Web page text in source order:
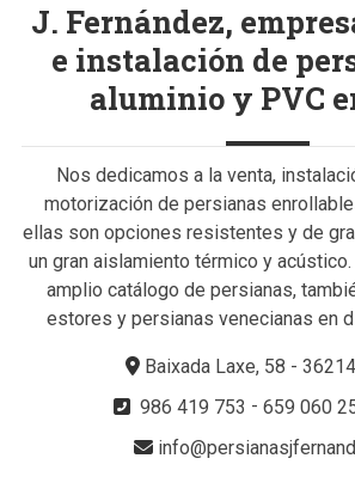
J. Fernández,
e instalación de
aluminio y PVC
Nos dedicamos a la venta,
motorización de persianas
ellas son opciones resistentes y de
un gran aislamiento térmico y
amplio catálogo de persianas,
estores y persianas venecianas en
Baixada Laxe, 58 -
986 419 753 - 659 060